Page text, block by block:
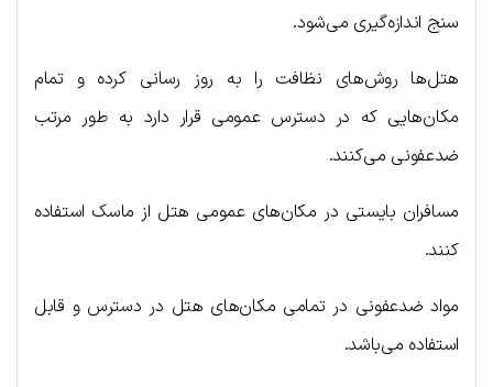
سنج اندازه‌گیری می‌شود.
هتل‌ها روش‌های نظافت را به روز رسانی کرده و تمام
مکان‌هایی که در دسترس عمومی قرار دارد به طور مرتب
ضدعفونی می‌کنند.
مسافران بایستی در مکان‌های عمومی هتل از ماسک استفاده
کنند.
مواد ضدعفونی در تمامی مکان‌های هتل در دسترس و قابل
استفاده می‌باشد.